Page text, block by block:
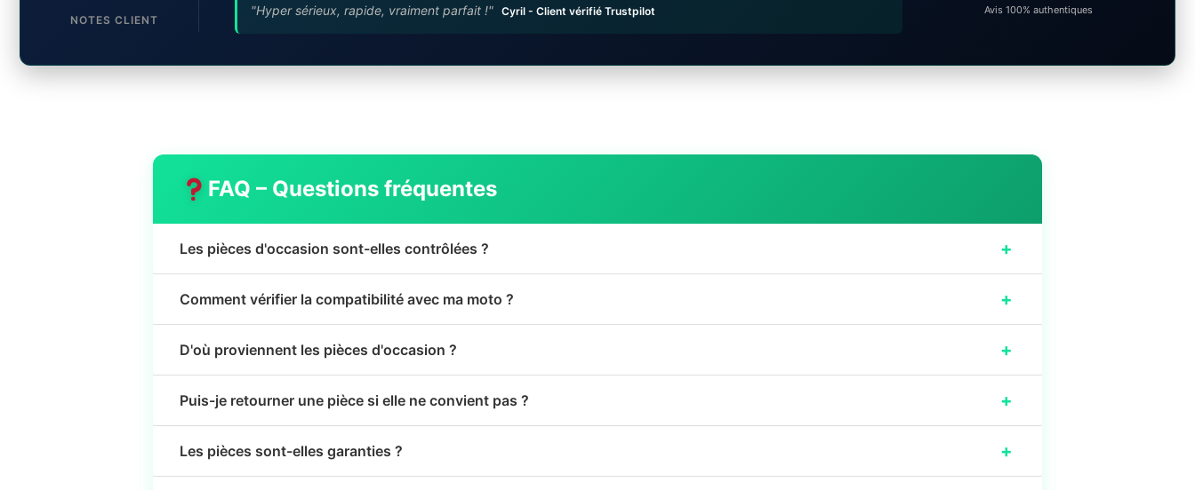
NOTES CLIENT
"Hyper sérieux, rapide, vraiment parfait !" Cyril - Client vérifié Trustpilot Avis 100% authentiques
FAQ – Questions fréquentes
Les pièces d'occasion sont-elles contrôlées ? +
Comment vérifier la compatibilité avec ma moto ? +
D'où proviennent les pièces d'occasion ? +
Puis-je retourner une pièce si elle ne convient pas ? +
Les pièces sont-elles garanties ? +